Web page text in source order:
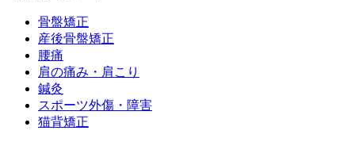
骨盤矯正
産後骨盤矯正
腰痛
肩の痛み・肩こり
鍼灸
スポーツ外傷・障害
猫背矯正